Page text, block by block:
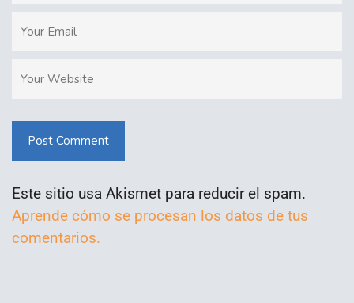
Post Comment
Este sitio usa Akismet para reducir el spam.
Aprende cómo se procesan los datos de tus
comentarios.